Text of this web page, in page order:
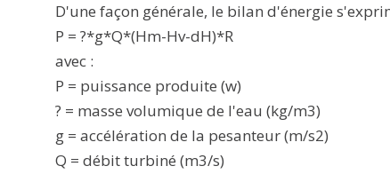
D'une façon générale, le bilan d'énergie
P = ?*g*Q*(Hm-Hv-dH)*R
avec :
P = puissance produite (w)
? = masse volumique de l'eau (kg/m3)
g = accélération de la pesanteur (m/s2)
Q = débit turbiné (m3/s)